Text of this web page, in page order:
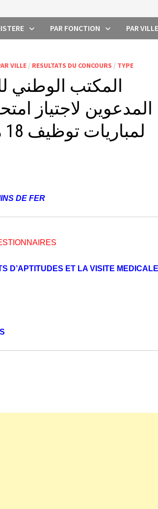
PAR FONCTION PAR
VILLE / RESULTATS DU CONCOURS / TYPE
المكتب الوطني
المدعوين لاجتياز
لمباريات توظيف 18 مهندس دولة و15 إطار في التدبير
DE FER
D’APTITUDES ET LA VISITE MEDICALE